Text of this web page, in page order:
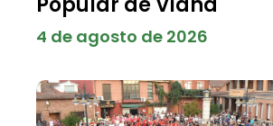
4 de agosto de 2026